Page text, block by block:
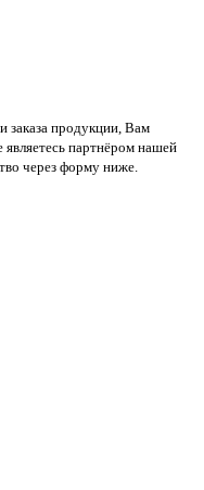
заказа продукции, Вам
партнёром нашей
через форму ниже.